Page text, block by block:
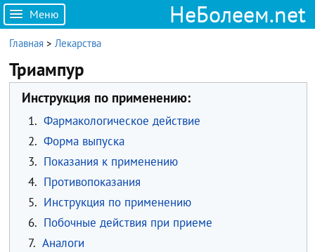
Меню НеБолеем.net
Главная >Лекарства
Триампур
Инструкция по применению:
1. Фармакологическое действие
2. Форма выпуска
3. Показания к применению
4. Противопоказания
5. Инструкция по применению
6. Побочные действия при приеме
7. Аналоги